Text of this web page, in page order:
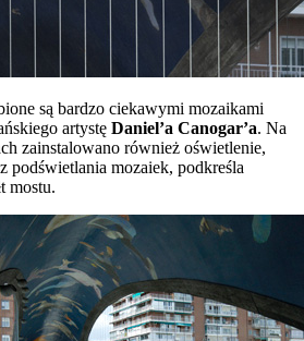
są bardzo ciekawymi mozaikami
artystę Daniel’a Canogar’a. Na
zainstalowano również oświetlenie,
podświetlania mozaiek, podkreśla
mostu.